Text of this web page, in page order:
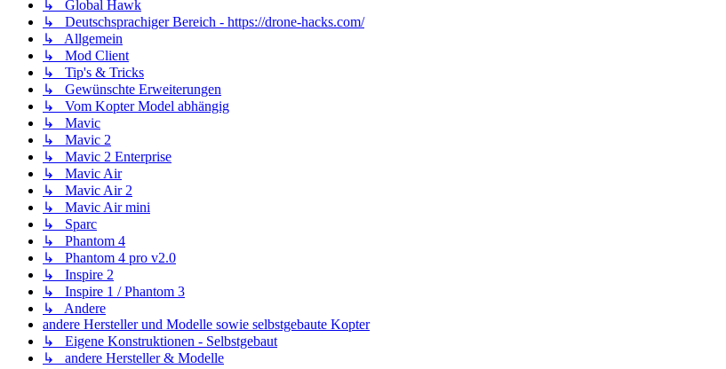
↳ Global Hawk
↳ Deutschsprachiger Bereich - https://drone-hacks.com/
↳ Allgemein
↳ Mod Client
↳ Tip's & Tricks
↳ Gewünschte Erweiterungen
↳ Vom Kopter Model abhängig
↳ Mavic
↳ Mavic 2
↳ Mavic 2 Enterprise
↳ Mavic Air
↳ Mavic Air 2
↳ Mavic Air mini
↳ Sparc
↳ Phantom 4
↳ Phantom 4 pro v2.0
↳ Inspire 2
↳ Inspire 1 / Phantom 3
↳ Andere
andere Hersteller und Modelle sowie selbstgebaute Kopter
↳ Eigene Konstruktionen - Selbstgebaut
↳ andere Hersteller & Modelle